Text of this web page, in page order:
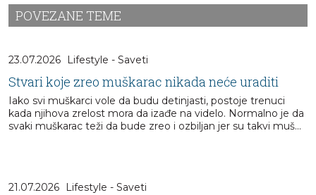
POVEZANE TEME
23.07.2026 Lifestyle - Saveti
Stvari koje zreo muškarac nikada neće uraditi
Iako svi muškarci vole da budu detinjasti, postoje trenuci
kada njihova zrelost mora da izađe na videlo. Normalno je da
svaki muškarac teži da bude zreo i ozbiljan jer su takvi muš...
21.07.2026 Lifestyle - Saveti